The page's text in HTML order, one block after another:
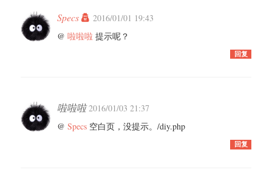
Specs
2016/01/01 19:43
@ 啦啦啦 提示呢？
回复
啦啦啦2016/01/03 21:37
@ Specs 空白页，没提示。/diy.php
回复